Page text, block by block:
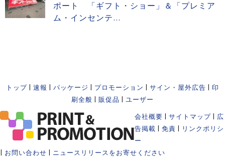
ポート 「ギフト・ショー」＆「プレミア
ム・インセンテ...
トップ 速報 パッケージ プロモーション サイン・屋外広告
印
刷全般
販促品 ユーザー
会社概要 サイトマップ
広
告掲載
免責
リンクポリシ
ー
お問い合わせ ニュースリリースをお寄せください